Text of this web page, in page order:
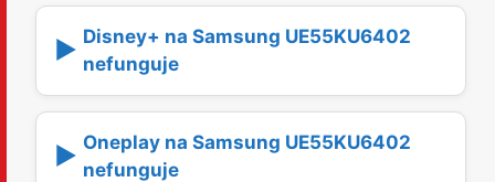
▶️ Disney+ na Samsung UE55KU6402
nefunguje
▶️ Oneplay na Samsung UE55KU6402
nefunguje